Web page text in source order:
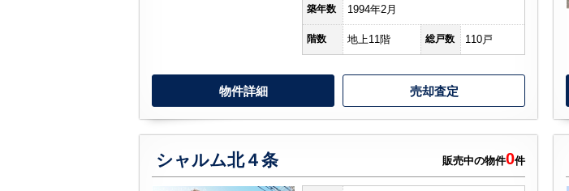
築年数 1994年2月
階数 地上11階 総戸数 110戸
物件詳細 売却査定
シャルム北４条 販売中の物件0件